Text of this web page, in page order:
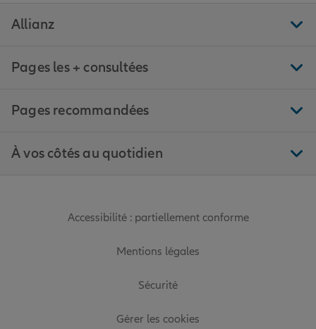
Allianz
Pages les + consultées
Pages recommandées
À vos côtés au quotidien
Accessibilité : partiellement conforme
Mentions légales
Sécurité
Gérer les cookies